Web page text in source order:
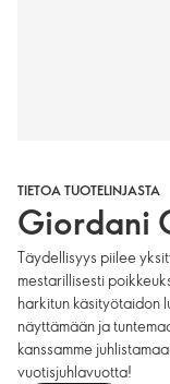
TIETOA TUOTELINJASTA
Giordani
Täydellisyys piilee
mestarillisesti
harkitun käsityötaidon
näyttämään ja
kanssamme
vuotisjuhlavuotta!